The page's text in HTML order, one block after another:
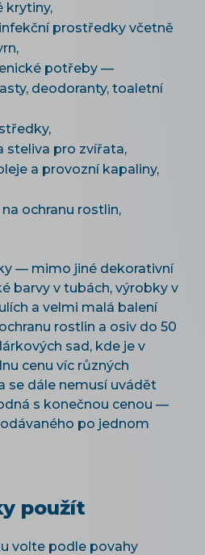
krytiny,
prostředky včetně
potřeby —
deodoranty, toaletní
steliva pro zvířata,
a provozní kapaliny,
ochranu rostlin,
— mimo jiné dekorativní
barvy v tubách, výrobky v
a velmi malá balení
rostlin a osiv do 50
sad, kde je v
cenu víc různých
se dále nemusí uvádět
s konečnou cenou —
po jednom
použít
volte podle povahy